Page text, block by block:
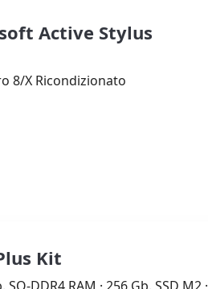
Active Stylus
8/X Ricondizionato
Kit